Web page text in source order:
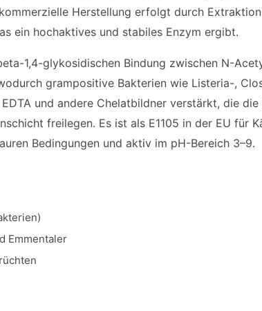
Herstellung erfolgt durch
ein hochaktives und stabiles Enzym ergibt.
1,4-glykosidischen Bindung zwischen N-
grampositive Bakterien wie Listeria-,
und andere Chelatbildner verstärkt, die
freilegen. Es ist als E1105 in der EU für
Bedingungen und aktiv im pH-Bereich 3–9.
Emmentaler